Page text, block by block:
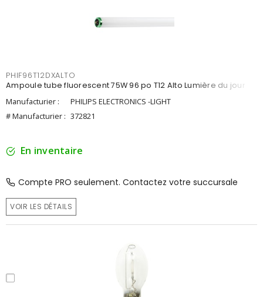
PHIF96T12DXALTO
Ampoule tube fluorescent 75W 96 po T12 Alto Lumière du jour
Manufacturier :
PHILIPS ELECTRONICS -LIGHT
# Manufacturier : 372821
En inventaire
Compte PRO seulement. Contactez votre succursale
VOIR LES DÉTAILS